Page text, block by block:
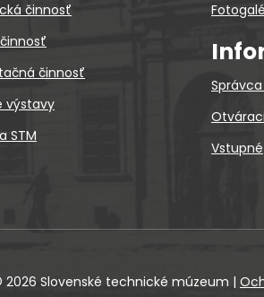
činnosť
činnosť
výstavy
STM
Vstupné
2026 Slovenské technické múzeum |